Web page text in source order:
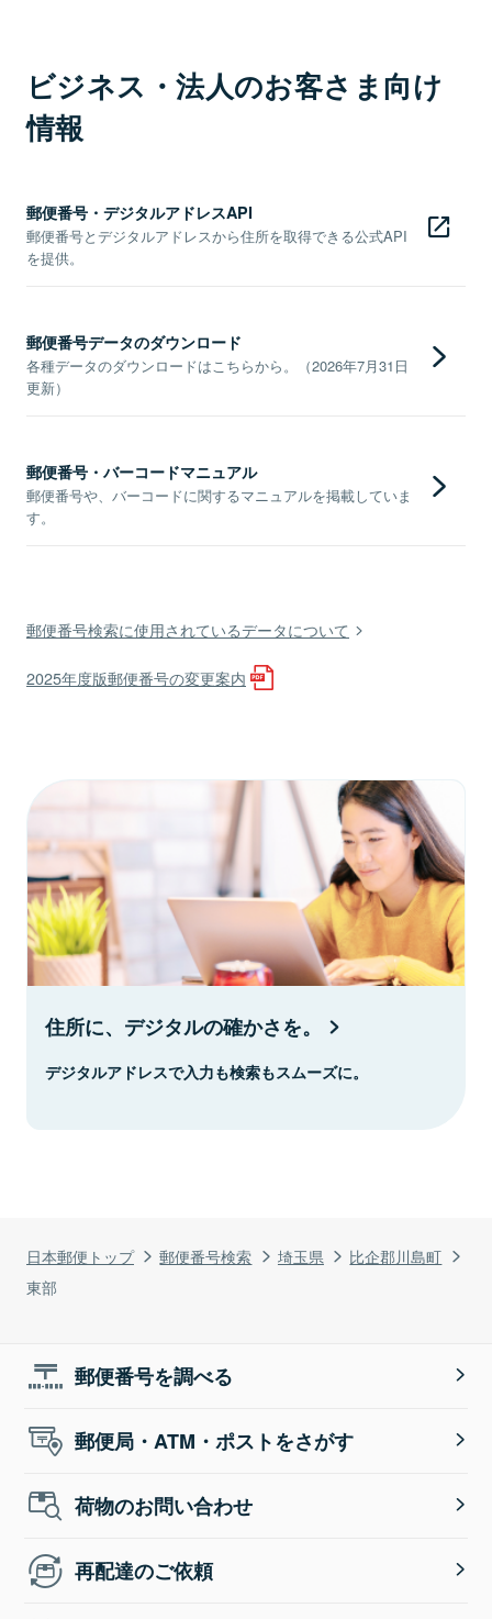
日本郵便トップ 郵便番号検索 埼玉県
比企郡川島町
東部
ビジネス・法人のお客さま向け
情報
郵便番号・デジタルアドレスAPI
郵便番号とデジタルアドレスから住所を取得できる公式API
を提供。
郵便番号データのダウンロード
各種データのダウンロードはこちらから。（2026年7月31日
更新）
郵便番号・バーコードマニュアル
郵便番号や、バーコードに関するマニュアルを掲載していま
す。
郵便番号検索に使用されているデータについて
2025年度版郵便番号の変更案内
住所に、デジタルの確かさを。
デジタルアドレスで入力も検索もスムーズに。
郵便番号を調べる
郵便局・ATM・ポストをさがす
荷物のお問い合わせ
再配達のご依頼